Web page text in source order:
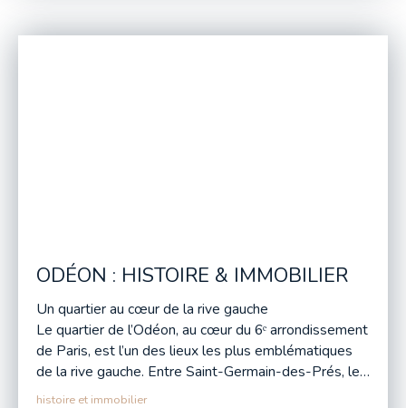
ODÉON : HISTOIRE & IMMOBILIER
Un quartier au cœur de la rive gauche
Le quartier de l’Odéon, au cœur du 6ᵉ arrondissement
de Paris, est l’un des lieux les plus emblématiques
de la rive gauche. Entre Saint-Germain-des-Prés, le
Jardin du Luxembourg et la Seine, il incarne un subtil
histoire et immobilier